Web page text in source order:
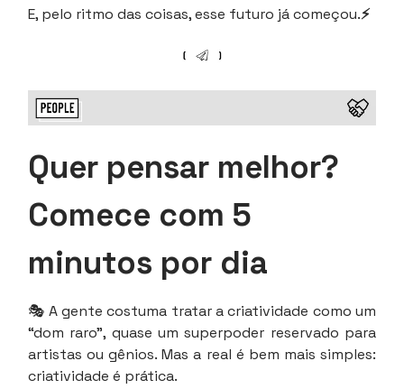
E, pelo ritmo das coisas, esse futuro já começou.⚡
Quer pensar melhor?
Comece com 5
minutos por dia
🎭 A gente costuma tratar a criatividade como um
“dom raro”, quase um superpoder reservado para
artistas ou gênios. Mas a real é bem mais simples:
criatividade é prática.